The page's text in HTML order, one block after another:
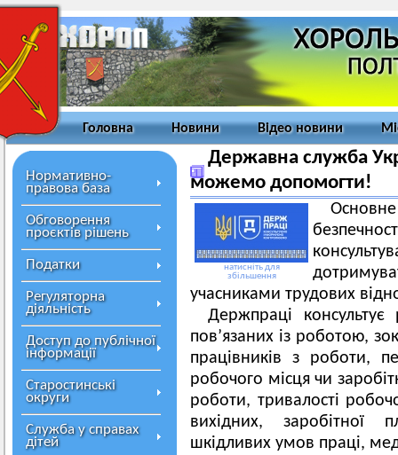
Головна Новини Відео новини
Нормативно-
правова база
Обговорення
проєктів рішень
Податки
Регуляторна
діяльність
Доступ до публічної
інформації
Старостинські
округи
Служба у справах
дітей
Державна служба
можемо допомогти!
натисніть для
збільшення
учасниками трудових
Держпраці
пов’язаних із роботою,
працівників з роботи,
робочого місця чи
роботи, тривалості
вихідних, заробітної
шкідливих умов праці,